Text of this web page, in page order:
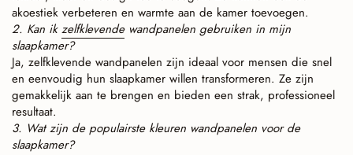
akoestiek verbeteren en warmte aan de kamer toevoegen.
2. Kan ikzelfklevendewandpanelen gebruiken in mijn
slaapkamer?
Ja, zelfklevende wandpanelen zijn ideaal voor mensen die snel
en eenvoudig hun slaapkamer willen transformeren. Ze zijn
gemakkelijk aan te brengen en bieden een strak, professioneel
resultaat.
3. Wat zijn de populairste kleuren wandpanelen voor de
slaapkamer?